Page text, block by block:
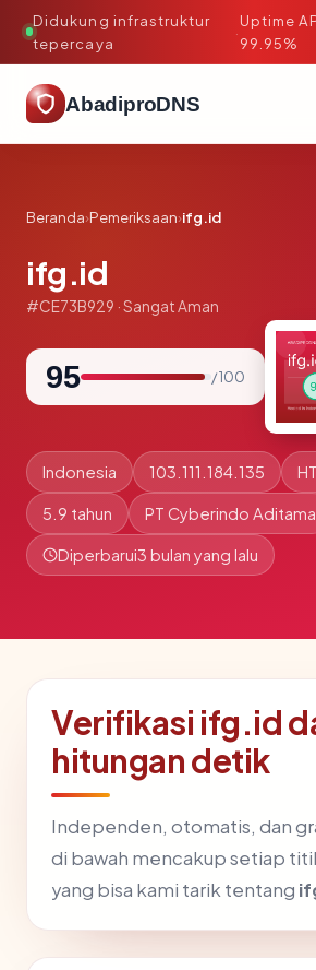
Didukung infrastruktur
tepercaya
·
Uptime
99.95%
AbadiproDNS
Beranda›Pemeriksaan›ifg.id
ifg.id
#CE73B929 · Sangat Aman
95 / 100
Indonesia 103.111.184.135
5.9 tahun PT Cyberindo Aditama
Diperbarui3 bulan yang lalu
Verifikasi ifg.id
hitungan detik
Independen, otomatis, dan
di bawah mencakup setiap
yang bisa kami tarik tentang